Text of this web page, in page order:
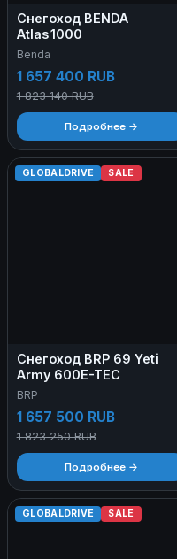
Снегоход BENDA
Atlas 1000
Benda
1 657 400 RUB
1 823 140 RUB
Подробнее →
GLOBALDRIVE SALE
Снегоход BRP 69 Yeti
Army 600E-TEC
BRP
1 657 500 RUB
1 823 250 RUB
Подробнее →
GLOBALDRIVE SALE